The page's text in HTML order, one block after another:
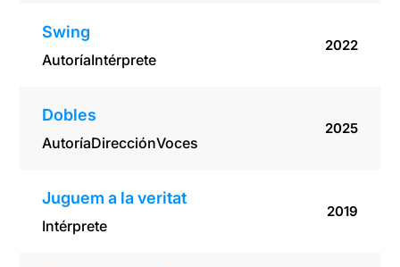
Swing
AutoríaIntérprete
2022
Dobles
AutoríaDirecciónVoces
2025
Juguem a la veritat
Intérprete
2019